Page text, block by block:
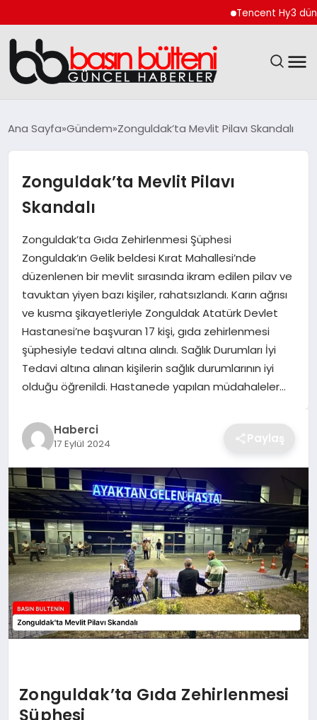
Tencent Hy3 dünya
GÜNCEL
EKONOMI
SAĞLIK
SPOR
TEKNOLOJI
YAŞAM
Ana Sayfa Gündem Zonguldak’ta Mevlit Pilavı Skandalı
Zonguldak’ta Mevlit Pilavı
Skandalı
Zonguldak’ta Gıda Zehirlenmesi Şüphesi
Zonguldak’ın Gelik beldesi Kırat Mahallesi’nde
düzenlenen bir mevlit sırasında ikram edilen pilav ve
tavuktan yiyen bazı kişiler, rahatsızlandı. Karın ağrısı
ve kusma şikayetleriyle Zonguldak Atatürk Devlet
Hastanesi’ne başvuran 17 kişi, gıda zehirlenmesi
şüphesiyle tedavi altına alındı. Sağlık Durumları İyi
Tedavi altına alınan kişilerin sağlık durumlarının iyi
olduğu öğrenildi. Hastanede yapılan müdahaleler…
Haberci
17 Eylül 2024 Paylaş
Zonguldak’ta Gıda Zehirlenmesi
Şüphesi